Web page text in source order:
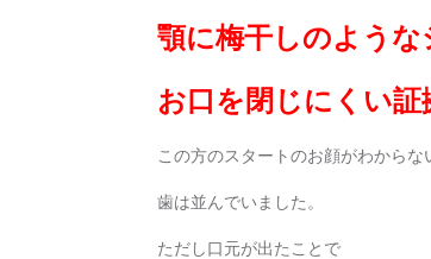
顎に梅干しのよう
お口を閉じにくい証
この方のスタートのお顔がわから
歯は並んでいました。
ただし口元が出たことで